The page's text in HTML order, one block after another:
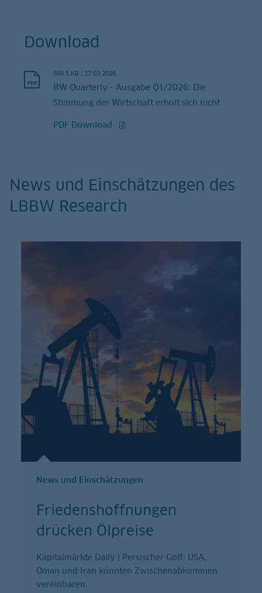
Download
566.5 KB | 27.03.2026
BW Quarterly - Ausgabe Q1/2026: Die
Stimmung der Wirtschaft erholt sich nicht
PDF Download
News und Einschätzungen des
LBBW Research
News und Einschätzungen
Friedenshoffnungen
drücken Ölpreise
Kapitalmärkte Daily | Persischer Golf: USA,
Oman und Iran könnten Zwischenabkommen
vereinbaren